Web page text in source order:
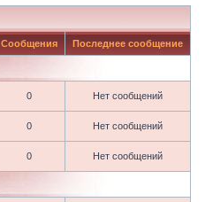
Сообщения Последнее сообщение
0 Нет сообщений
0 Нет сообщений
0 Нет сообщений